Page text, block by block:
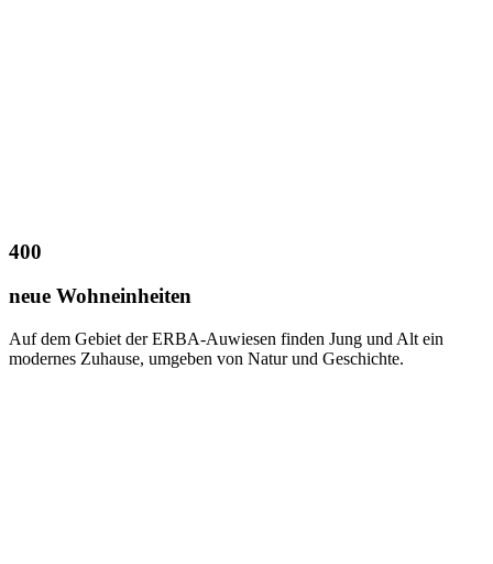
400
neue Wohneinheiten
Auf dem Gebiet der ERBA-Auwiesen finden Jung und Alt ein
modernes Zuhause, umgeben von Natur und Geschichte.